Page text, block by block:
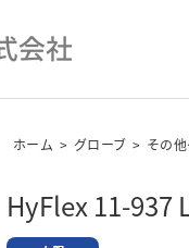
ホーム > グローブ > その
HyFlex 11-937